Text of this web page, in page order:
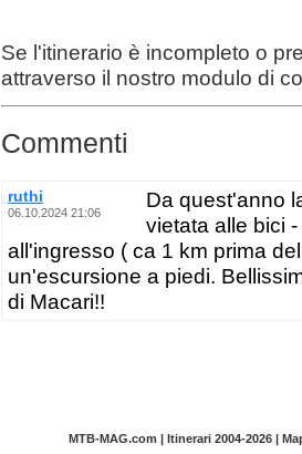
Se l'itinerario è incompleto o
attraverso il nostro modulo di
Commenti
ruthi
06.10.2024 21:06
Da quest'anno
vietata alle bici
all'ingresso ( ca 1 km prima
un'escursione a piedi.
di Macari!!
MTB-MAG.com | Itinerari 2004-2026 |